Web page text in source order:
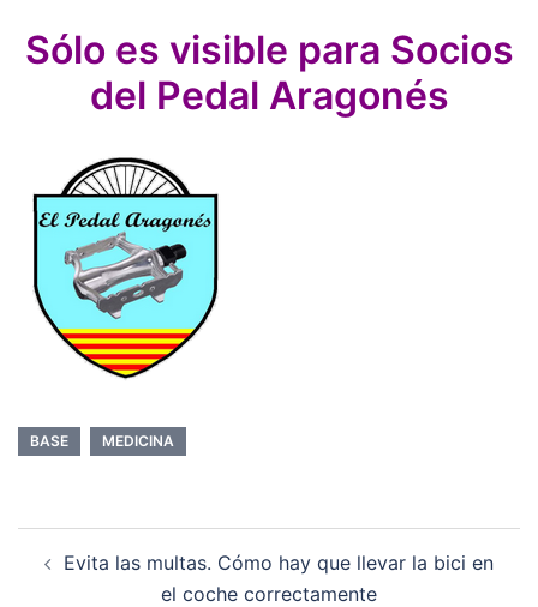
Sólo es visible para Socios
del Pedal Aragonés
BASE MEDICINA
de Evita las multas. Cómo hay que llevar la bici en
el coche correctamente